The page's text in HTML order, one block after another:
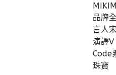
品牌
言人
演譯V
Code
珠寶